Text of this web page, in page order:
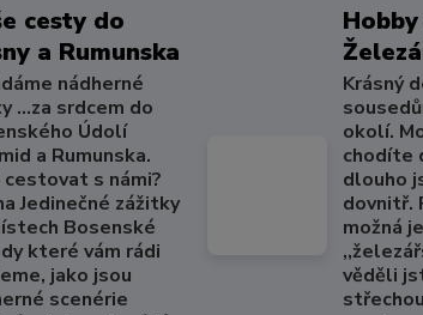
cesty do
a Rumunska
nádherné
...za srdcem do
Údolí
a Rumunska.
cestovat s námi?
Jedinečné zážitky
Bosenské
které vám rádi
jako jsou
scenérie
Krásný
okolí.
chodíte
dlouho
dovnitř.
možná
věděli